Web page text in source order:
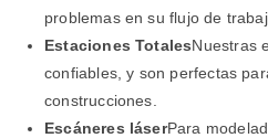
problemas en su flujo de
Estaciones TotalesNuestras
confiables, y son perfectas
construcciones.
Escáneres láserPara